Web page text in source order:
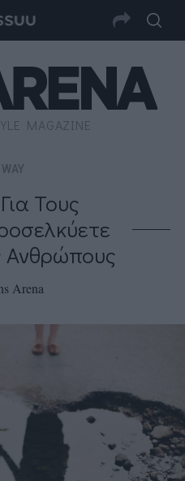
MAGAZINE
Τους
Ανθρώπους
Arena